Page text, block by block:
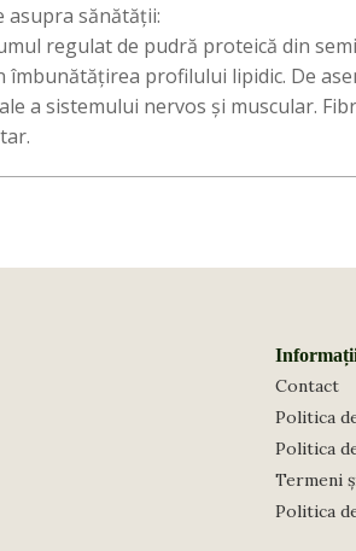
asupra sănătății:
regulat de pudră proteică din
îmbunătățirea profilului lipidic. De
a sistemului nervos și muscular.
Contact
Politica
Politica
Termeni
Politica